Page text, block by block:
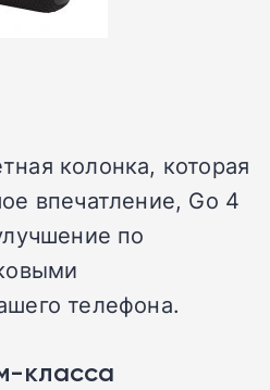
колонка, которая
впечатление, Go 4
по
телефона.
класса